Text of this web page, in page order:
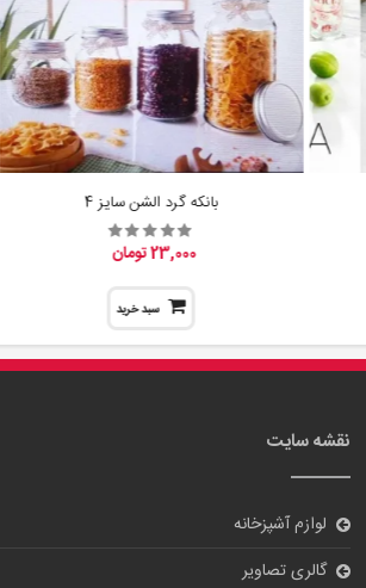
بانکه گرد الشن سایز 4
23,000 تومان
سبد خرید
نقشه سایت
لوازم آشپزخانه
گالری تصاویر